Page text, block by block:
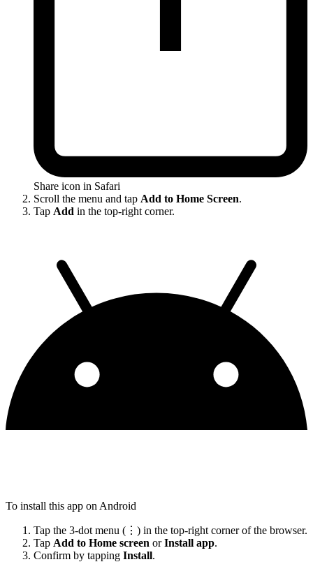
Share icon in Safari
Scroll the menu and tap Add to Home Screen.
Tap Add in the top-right corner.
To install this app on Android
Tap the 3-dot menu (⋮) in the top-right corner of the browser.
Tap Add to Home screen orInstall app.
Confirm by tapping Install.